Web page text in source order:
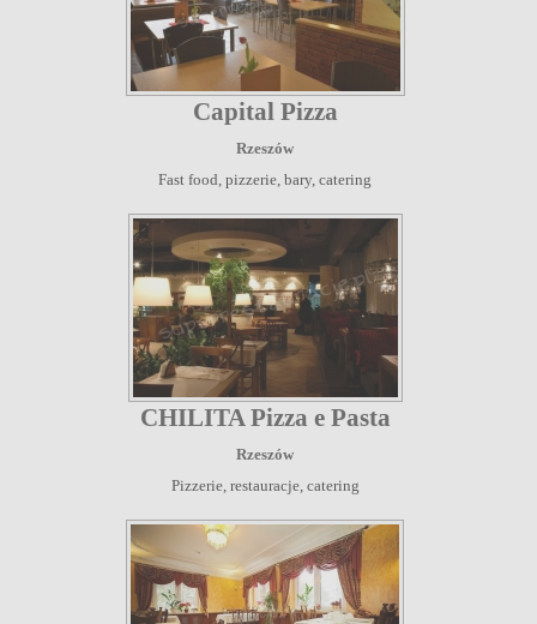
Capital Pizza
Rzeszów
Fast food, pizzerie, bary, catering
CHILITA Pizza e Pasta
Rzeszów
Pizzerie, restauracje, catering